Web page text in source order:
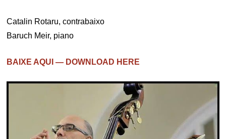
Catalin Rotaru, contrabaixo
Baruch Meir, piano
BAIXE AQUI — DOWNLOAD HERE